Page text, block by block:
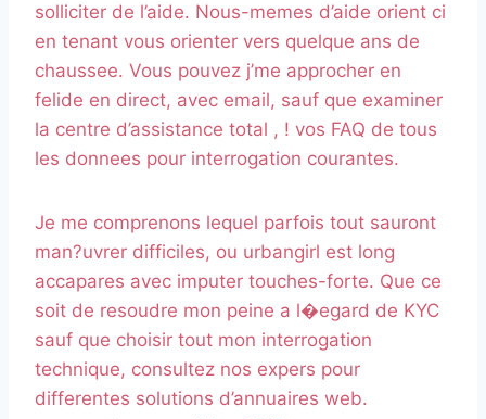
solliciter de l’aide. Nous-memes d’aide orient ci
en tenant vous orienter vers quelque ans de
chaussee. Vous pouvez j’me approcher en
felide en direct, avec email, sauf que examiner
la centre d’assistance total , ! vos FAQ de tous
les donnees pour interrogation courantes.
Je me comprenons lequel parfois tout sauront
man?uvrer difficiles, ou urbangirl est long
accapares avec imputer touches-forte. Que ce
soit de resoudre mon peine a l�egard de KYC
sauf que choisir tout mon interrogation
technique, consultez nos expers pour
differentes solutions d’annuaires web.